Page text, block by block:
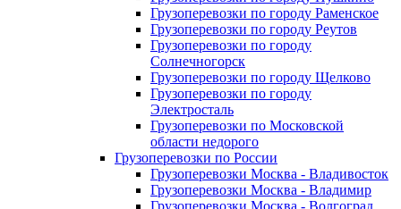
Грузоперевозки по городу Раменское
Грузоперевозки по городу Реутов
Грузоперевозки по городу
Солнечногорск
Грузоперевозки по городу Щелково
Грузоперевозки по городу
Электросталь
Грузоперевозки по Московской
области недорого
Грузоперевозки по России
Грузоперевозки Москва - Владивосток
Грузоперевозки Москва - Владимир
Грузоперевозки Москва - Волгоград